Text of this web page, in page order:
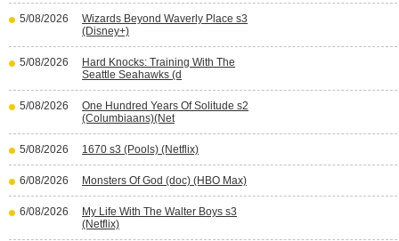
5/08/2026
Wizards Beyond Waverly Place s3
(Disney+)
5/08/2026
Hard Knocks: Training With The
Seattle Seahawks (d
5/08/2026
One Hundred Years Of Solitude s2
(Columbiaans)(Net
5/08/2026 1670 s3 (Pools) (Netflix)
6/08/2026 Monsters Of God (doc) (HBO Max)
6/08/2026
My Life With The Walter Boys s3
(Netflix)